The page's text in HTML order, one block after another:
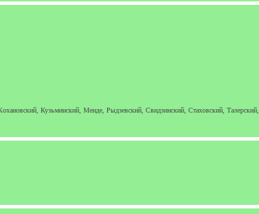
Кузьминский, Менде, Рыдзевский, Свидзинский, Стаховский,